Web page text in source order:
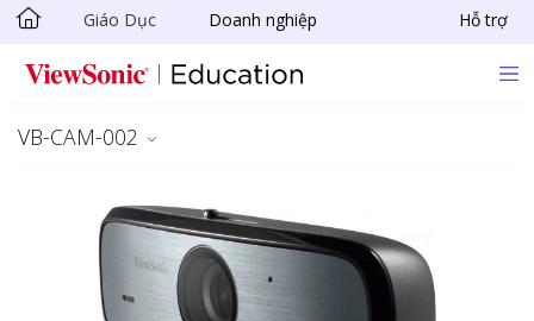
Chuyển đến nội dung chính
Giáo Dục Doanh nghiệp Hỗ trợ
VB-CAM-002